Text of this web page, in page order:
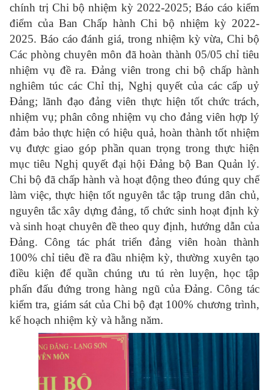
chính trị Chi bộ nhiệm kỳ 2022-2025; Báo cáo kiểm
điểm của Ban Chấp hành Chi bộ nhiệm kỳ 2022-
2025. Báo cáo đánh giá, trong nhiệm kỳ vừa, Chi bộ
Các phòng chuyên môn đã hoàn thành 05/05 chỉ tiêu
nhiệm vụ đề ra. Đảng viên trong chi bộ chấp hành
nghiêm túc các Chỉ thị, Nghị quyết của các cấp uỷ
Đảng; lãnh đạo đảng viên thực hiện tốt chức trách,
nhiệm vụ; phân công nhiệm vụ cho đảng viên hợp lý
đảm bảo thực hiện có hiệu quả, hoàn thành tốt nhiệm
vụ được giao góp phần quan trọng trong thực hiện
mục tiêu Nghị quyết đại hội Đảng bộ Ban Quản lý.
Chi bộ đã chấp hành và hoạt động theo đúng quy chế
làm việc, thực hiện tốt nguyên tắc tập trung dân chủ,
nguyên tắc xây dựng đảng, tổ chức sinh hoạt định kỳ
và sinh hoạt chuyên đề theo quy định, hướng dẫn của
Đảng. Công tác phát triển đảng viên hoàn thành
100% chỉ tiêu đề ra đầu nhiệm kỳ, thường xuyên tạo
điều kiện để quần chúng ưu tú rèn luyện, học tập
phấn đấu đứng trong hàng ngũ của Đảng. Công tác
kiểm tra, giám sát của Chi bộ đạt 100% chương trình,
kế hoạch nhiệm kỳ và hằng năm.